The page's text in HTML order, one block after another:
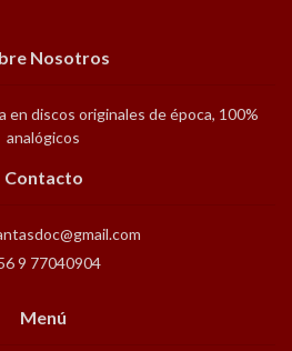
Nosotros
en discos originales de época, 100%
analógicos
Contacto
9 77040904
Menú